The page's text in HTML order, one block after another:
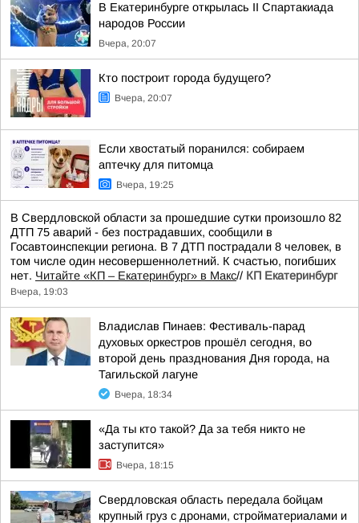
В Екатеринбурге открылась II Спартакиада
народов России
Вчера, 20:07
Кто построит города будущего?
Вчера, 20:07
Если хвостатый поранился: собираем
аптечку для питомца
Вчера, 19:25
В Свердловской области за прошедшие сутки произошло 82
ДТП 75 аварий - без пострадавших, сообщили в
Госавтоинспекции региона. В 7 ДТП пострадали 8 человек, в
том числе один несовершеннолетний. К счастью, погибших
нет. Читайте «КП – Екатеринбург» в Макс// КП Екатеринбург
Вчера, 19:03
Владислав Пинаев: Фестиваль-парад
духовых оркестров прошёл сегодня, во
второй день празднования Дня города, на
Тагильской лагуне
Вчера, 18:34
«Да ты кто такой? Да за тебя никто не
заступится»
Вчера, 18:15
Свердловская область передала бойцам
крупный груз с дронами, стройматериалами и